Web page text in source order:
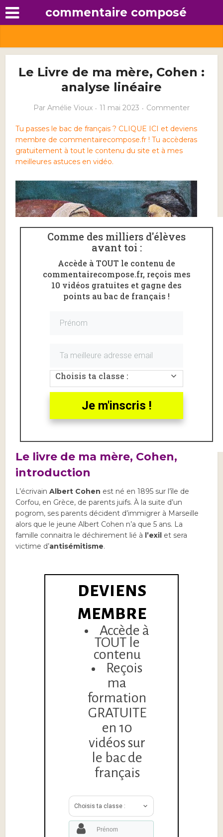
commentaire composé
Le Livre de ma mère, Cohen :
analyse linéaire
Par Amélie Vioux 11 mai 2023 Commenter
Tu passes le bac de français ? CLIQUE ICI et deviens
membre de commentairecompose.fr ! Tu accèderas
gratuitement à tout le contenu du site et à mes
meilleures astuces en vidéo.
L’extrait commenta va de «Tout éveillé, je rêve et je
» à «avec pas beaucoup de dents mais
bien coquines« .
Cet extrait qui peut être mis en relation avec le
parcours « Célébrer le monde » dans le cadre de
Le livre de ma mère, Cohen,
introduction
L’écrivainAlbert Cohen est né en 1895 sur l’île de
Corfou, en Grèce, de parents juifs. À la suite d’un
pogrom, ses parents décident d’immigrer à Marseille
alors que le jeune Albert Cohen n’a que 5 ans. La
famille connaitra le déchirement lié à l’exil et sera
victime d’antisémitisme.
DEVIENS
MEMBRE
Accède à
TOUT le
contenu
Reçois
ma
formation
GRATUITE
en 10
vidéos sur
le bac de
français
Choisis ta classe :
Comme des milliers d'élèves
avant toi :
Accède à TOUT le contenu de
commentairecompose.fr, reçois mes
10 vidéos gratuites et gagne des
points au bac de français !
Choisis ta classe :
Je m'inscris !